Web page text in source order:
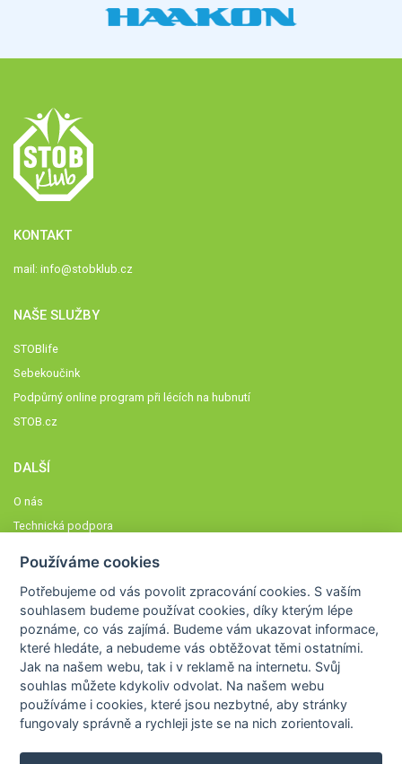
KONTAKT
mail: info@stobklub.cz
NAŠE SLUŽBY
STOBlife
Sebekoučink
Podpůrný online program při lécích na hubnutí
STOB.cz
DALŠÍ
O nás
Technická podpora
Členové STOBklubu
Zásady nakládání s osobními údaji
Otestujte se
Spočítejte si
Výzva 52
Používáme cookies
Potřebujeme od vás povolit zpracování cookies. S vaším
souhlasem budeme používat cookies, díky kterým lépe
poznáme,co vás zajímá. Budeme vám ukazovat informace,
které hledáte, a nebudeme vás obtěžovat těmi ostatními.
Jak na našem webu, tak i v reklamě na internetu. Svůj
souhlas můžete kdykoliv odvolat. Na našem webu
používáme i cookies, které jsou nezbytné, aby stránky
fungovaly správně a rychleji jste se na nich zorientovali.